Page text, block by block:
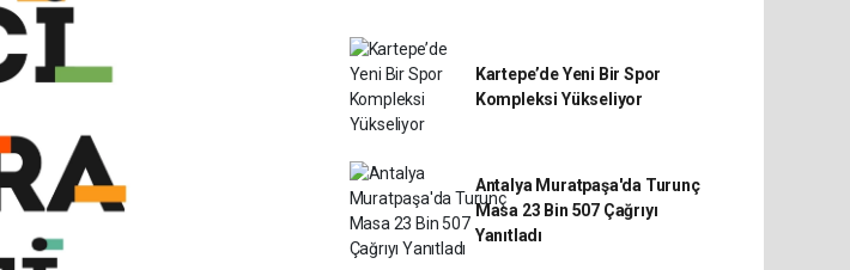
Kartepe’de Yeni Bir Spor
Kompleksi Yükseliyor
Antalya Muratpaşa'da Turunç
Masa 23 Bin 507 Çağrıyı
Yanıtladı